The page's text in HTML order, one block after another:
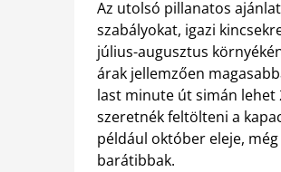
Az utolsó pillanatos
szabályokat, igazi
július-augusztus
árak jellemzően
last minute út simán lehet
szeretnék feltölteni a
például október eleje,
barátibbak.